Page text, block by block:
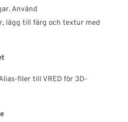
Använd
lägg till färg och textur med
filer till VRED för 3D-